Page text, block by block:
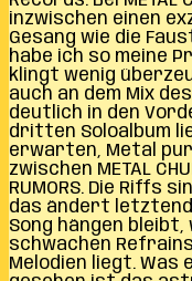
inzwischen einen
Gesang wie die
habe ich so meine
klingt wenig
auch an dem Mix
deutlich in den
dritten Soloalbum
erwarten, Metal pur
zwischen METAL
RUMORS. Die Riffs
das ändert
Song hängen
schwachen
Melodien liegt. Was